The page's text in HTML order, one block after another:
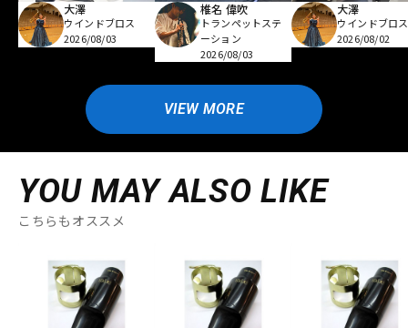
大澤
ウインドブロス
2026/08/03
椎名 偉吹
トランペットステ
ーション
2026/08/03
大澤
ウインドブロス
2026/08/02
VIEW MORE
YOU MAY ALSO LIKE
こちらもオススメ